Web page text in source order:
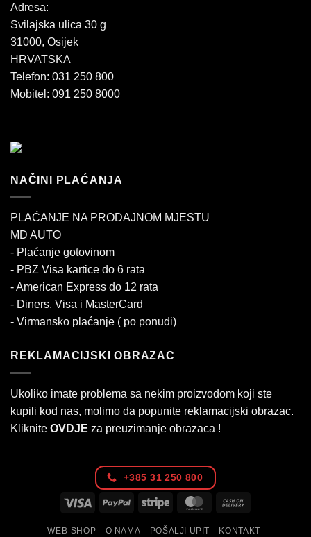
Adresa:
Svilajska ulica 30 g
31000, Osijek
HRVATSKA
Telefon: 031 250 800
Mobitel: 091 250 8000
NAČINI PLAĆANJA
PLAĆANJE NA PRODAJNOM MJESTU
MD AUTO
- Plaćanje gotovinom
- PBZ Visa kartice do 6 rata
- American Express do 12 rata
- Diners, Visa i MasterCard
- Virmansko plaćanje ( po ponudi)
REKLAMACIJSKI OBRAZAC
Ukoliko imate problema sa nekim proizvodom koji ste
kupili kod nas, molimo da popunite reklamacijski obrazac.
Kliknite OVDJE za preuzimanje obrazaca !
+385 31 250 800
Visa PayPal Stripe MasterCard
Delivery
WEB-SHOP O NAMA POŠALJI UPIT
KONTAKT